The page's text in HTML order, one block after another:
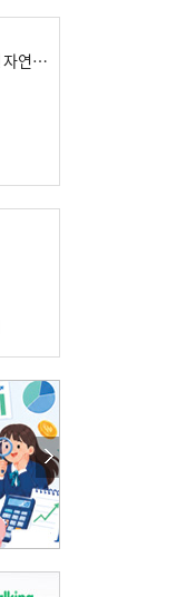
다양하게 피어난 인간욕망, 옻칠로 풀어낸 자연의 이치